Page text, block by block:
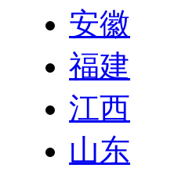
安徽
福建
江西
山东